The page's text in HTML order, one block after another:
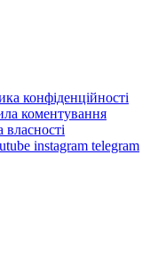
конфіденційності
коментування
instagram telegram